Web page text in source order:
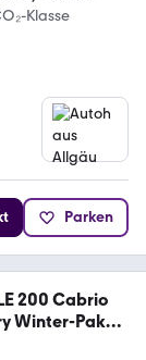
Klasse
Parken
200 Cabrio
Winter-Pak